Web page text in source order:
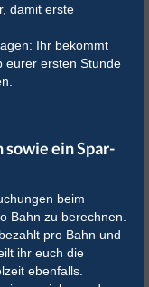
damit erste
Ihr bekommt
eurer ersten Stunde
ein Spar-
beim
Bahn zu berechnen.
pro Bahn und
ihr euch die
ebenfalls.